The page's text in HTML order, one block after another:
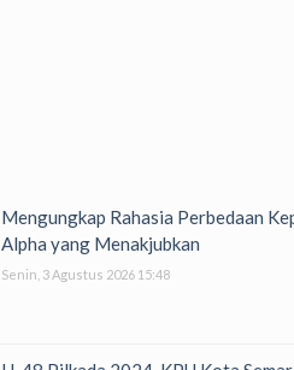
Mengungkap Rahasia Perbedaan
Alpha yang Menakjubkan
Senin, 3 Agustus 2026 15:48